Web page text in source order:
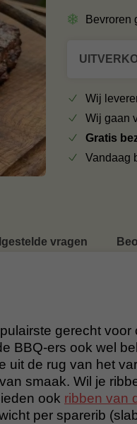
Bevroren
Wij
Wij gaan
Gratis
Vandaag
vragen
gerecht voor
BBQ-ers ook wel
uit de rug van het
smaak. Wil je
ook ribben van
per sparerib